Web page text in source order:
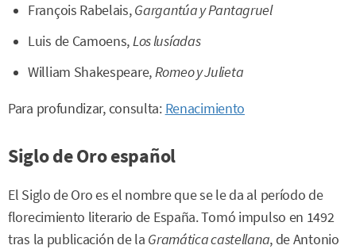
François Rabelais,Gargantúa y Pantagruel
Luis de Camoens,Los lusíadas
William Shakespeare,Romeo y Julieta
Para profundizar, consulta: Renacimiento
Siglo de Oro español
El Siglo de Oro es el nombre que se le da al período de
florecimiento literario de España. Tomó impulso en 1492
tras la publicación de la Gramática castellana, de Antonio